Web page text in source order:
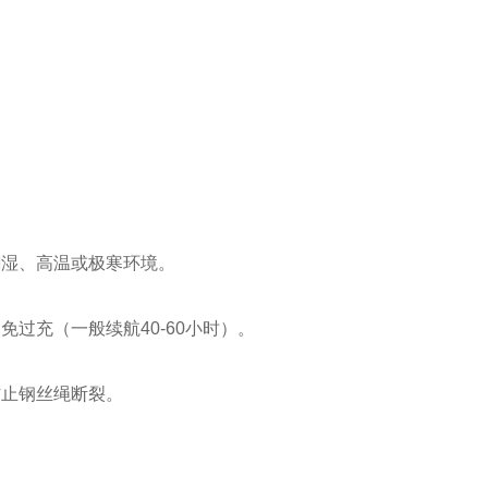
、高温或极寒环境。
过充（一般续航40-60小时）。
钢丝绳断裂。